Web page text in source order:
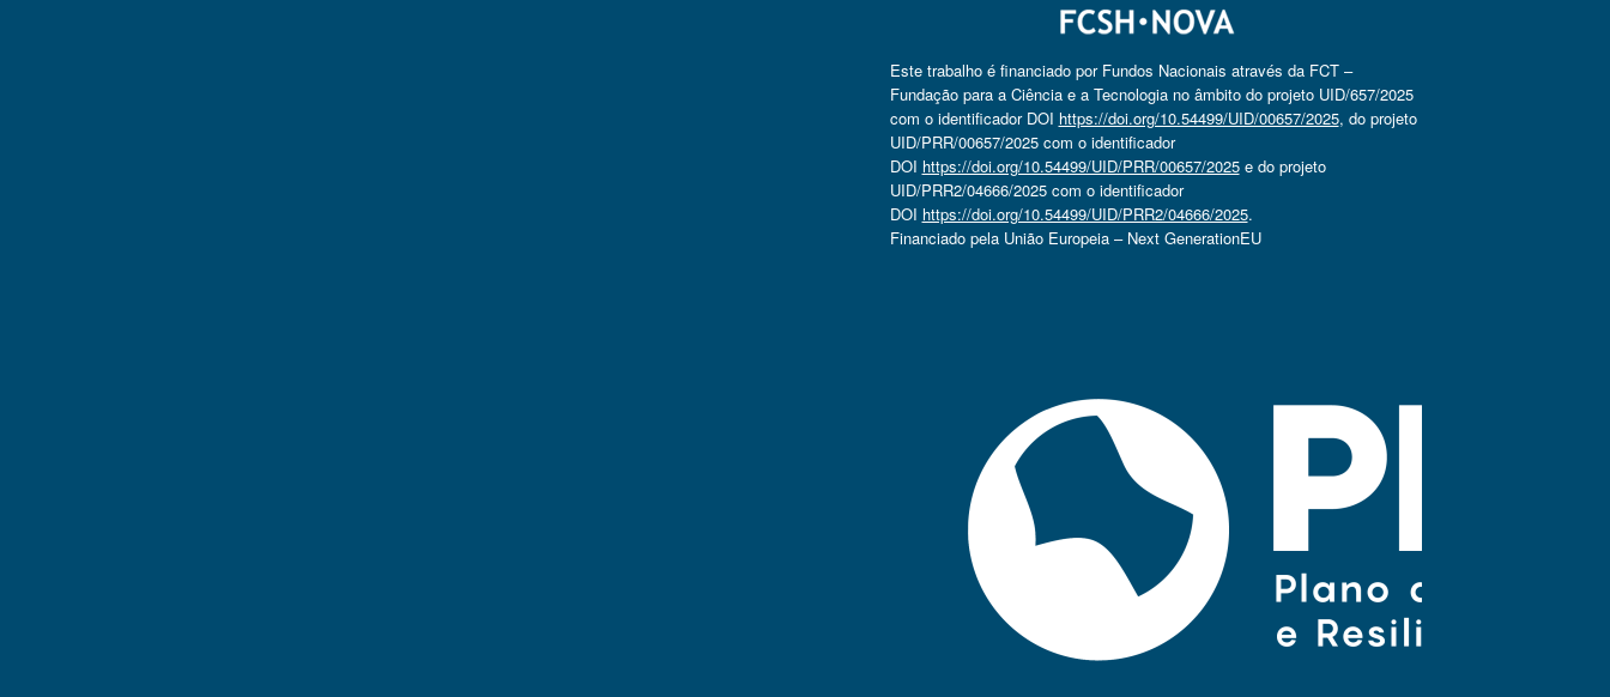
Este trabalho é financiado por Fundos Nacionais através da FCT –
Fundação para a Ciência e a Tecnologia no âmbito do projeto UID/657/2025
com o identificador DOI https://doi.org/10.54499/UID/00657/2025, do projeto
UID/PRR/00657/2025 com o identificador
DOI https://doi.org/10.54499/UID/PRR/00657/2025e do projeto
UID/PRR2/04666/2025 com o identificador
DOI https://doi.org/10.54499/UID/PRR2/04666/2025.
Financiado pela União Europeia – Next GenerationEU